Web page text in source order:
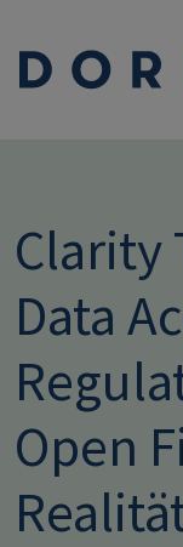
Clarity
Data
Open